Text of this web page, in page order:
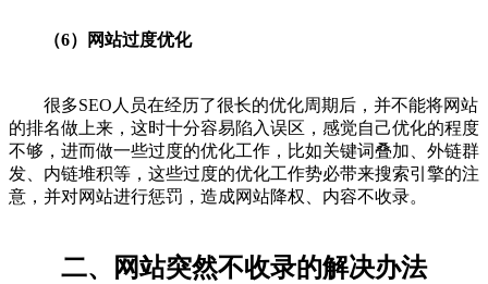
（6）网站过度优化
很多SEO人员在经历了很长的优化周期后，并不能将网站
的排名做上来，这时十分容易陷入误区，感觉自己优化的程度
不够，进而做一些过度的优化工作，比如关键词叠加、外链群
发、内链堆积等，这些过度的优化工作势必带来搜索引擎的注
意，并对网站进行惩罚，造成网站降权、内容不收录。
二、网站突然不收录的解决办法